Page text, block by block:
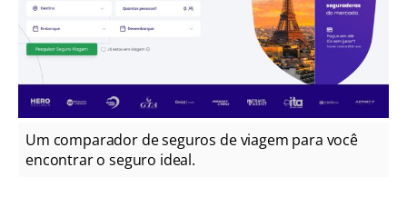
Um comparador de seguros de viagem para você
encontrar o seguro ideal.